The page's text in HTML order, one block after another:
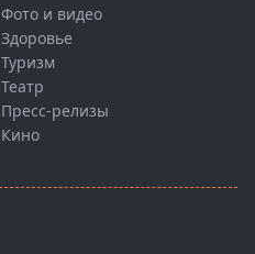
Фото и видео
Здоровье
Туризм
Театр
Пресс-релизы
Кино